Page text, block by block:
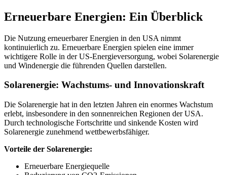
Erneuerbare Energien: Ein Überblick
Die Nutzung erneuerbarer Energien in den USA nimmt
kontinuierlich zu. Erneuerbare Energien spielen eine immer
wichtigere Rolle in der US-Energieversorgung, wobei Solarenergie
und Windenergie die führenden Quellen darstellen.
Solarenergie: Wachstums- und Innovationskraft
Die Solarenergie hat in den letzten Jahren ein enormes Wachstum
erlebt, insbesondere in den sonnenreichen Regionen der USA.
Durch technologische Fortschritte und sinkende Kosten wird
Solarenergie zunehmend wettbewerbsfähiger.
Vorteile der Solarenergie:
Erneuerbare Energiequelle